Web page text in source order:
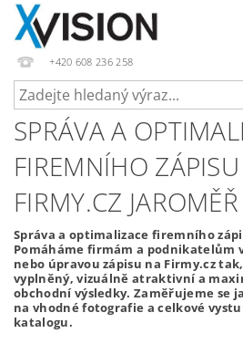
+420 608 236 258
SPRÁVA A
FIREMNÍHO
FIRMY.CZ JAROMĚŘ
Správa a optimalizace firemního
Pomáháme firmám a podnikatelům
nebo úpravou zápisu na Firmy.cz
vyplněný, vizuálně atraktivní a
obchodní výsledky. Zaměřujeme se
na vhodné fotografie a celkové
katalogu.